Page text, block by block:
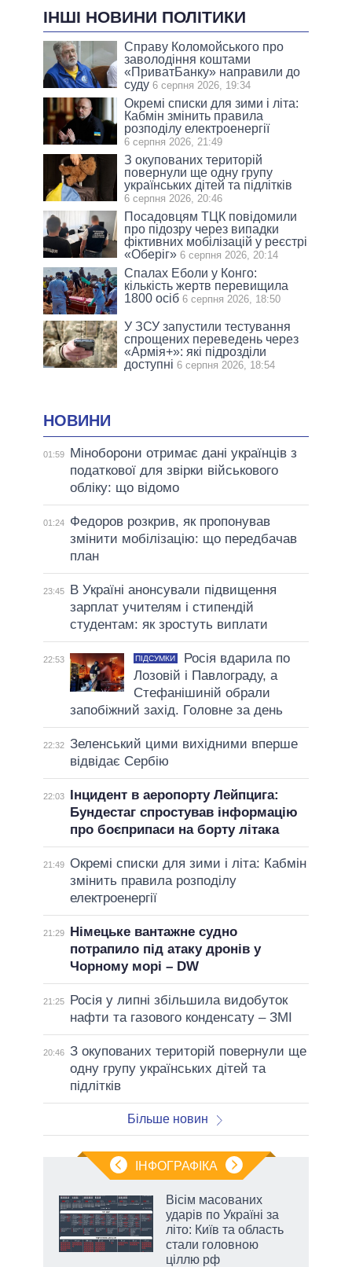
ІНШІ НОВИНИ ПОЛІТИКИ
Справу Коломойського про
заволодіння коштами
«ПриватБанку» направили до
суду 6 серпня 2026, 19:34
Окремі списки для зими і літа:
Кабмін змінить правила
розподілу електроенергії
6 серпня 2026, 21:49
З окупованих територій
повернули ще одну групу
українських дітей та підлітків
6 серпня 2026, 20:46
Посадовцям ТЦК повідомили
про підозру через випадки
фіктивних мобілізацій у реєстрі
«Оберіг» 6 серпня 2026, 20:14
Спалах Еболи у Конго:
кількість жертв перевищила
1800 осіб 6 серпня 2026, 18:50
У ЗСУ запустили тестування
спрощених переведень через
«Армія+»: які підрозділи
доступні 6 серпня 2026, 18:54
НОВИНИ
01:59
Міноборони отримає дані українців з
податкової для звірки військового
обліку: що відомо
01:24
Федоров розкрив, як пропонував
змінити мобілізацію: що передбачав
план
23:45
В Україні анонсували підвищення
зарплат учителям і стипендій
студентам: як зростуть виплати
22:53 ПІДСУМКИ
Росія вдарила по
Лозовій і Павлограду, а
Стефанішиній обрали
запобіжний захід. Головне за день
22:32 Зеленський цими вихідними вперше
відвідає Сербію
22:03
Інцидент в аеропорту Лейпцига:
Бундестаг спростував інформацію
про боєприпаси на борту літака
21:49 Окремі списки для зими і літа: Кабмін
змінить правила розподілу
електроенергії
21:29
Німецьке вантажне судно
потрапило під атаку дронів у
Чорному морі – DW
21:25
Росія у липні збільшила видобуток
нафти та газового конденсату – ЗМІ
20:46 З окупованих територій повернули ще
одну групу українських дітей та
підлітків
Більше новин
ІНФОГРАФІКА
Вісім масованих
ударів по Україні за
літо: Київ та область
стали головною
ціллю рф